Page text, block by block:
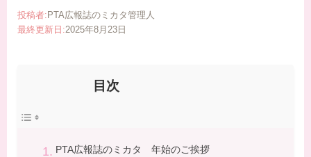
投稿者: PTA広報誌のミカタ管理人
最終更新日:2025年8月23日
目次
PTA広報誌のミカタ 年始のご挨拶